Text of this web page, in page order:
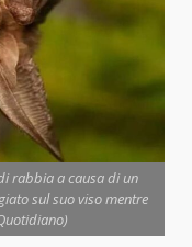
rabbia a causa di un
sul suo viso mentre